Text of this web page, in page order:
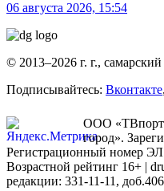
06 августа 2026, 15:54
© 2013–2026 г. г.,
Подписывайтесь: Вконтакте,
ООО
город».
Регистрационный номер
Возрастной рейтинг 16+ |
редакции: 331-11-11,